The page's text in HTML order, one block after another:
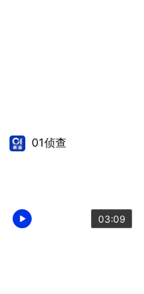
03:09
01侦查